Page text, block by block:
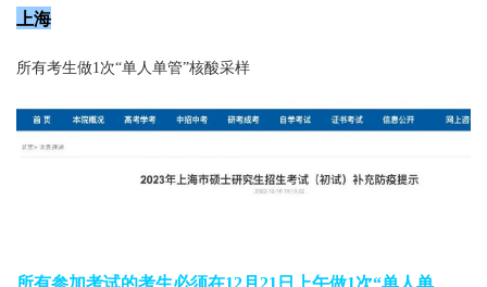
上海
所有考生做1次“单人单管”核酸采样
所有参加考试的考生必须在12月21日上午做1次“单人单